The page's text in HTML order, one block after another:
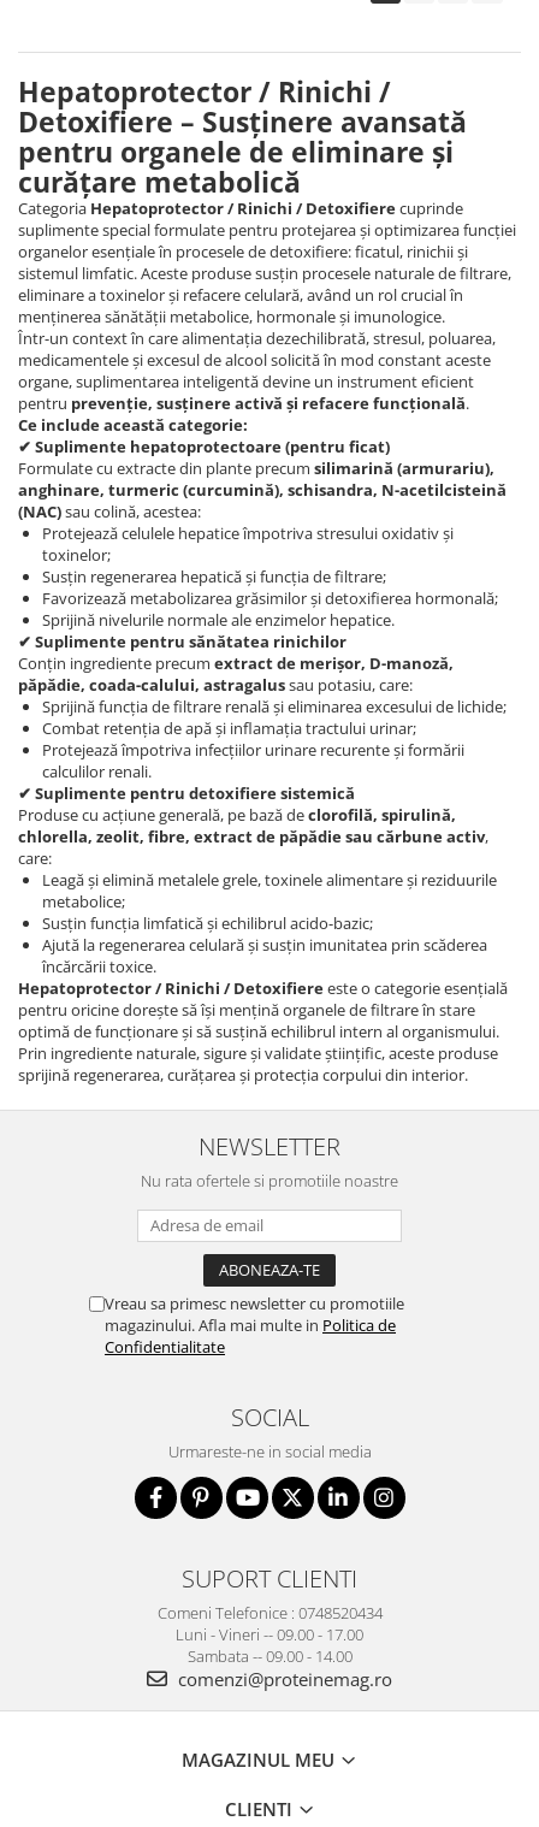
Hepatoprotector / Rinichi /
Detoxifiere – Susținere avansată
pentru organele de eliminare și
curățare metabolică
Categoria Hepatoprotector / Rinichi / Detoxifierecuprinde
suplimente special formulate pentru protejarea și optimizarea funcției
organelor esențiale în procesele de detoxifiere: ficatul, rinichii și
sistemul limfatic. Aceste produse susțin procesele naturale de filtrare,
eliminare a toxinelor și refacere celulară, având un rol crucial în
menținerea sănătății metabolice, hormonale și imunologice.
Într-un context în care alimentația dezechilibrată, stresul, poluarea,
medicamentele și excesul de alcool solicită în mod constant aceste
organe, suplimentarea inteligentă devine un instrument eficient
pentru prevenție, susținere activă și refacere funcțională.
Ce include această categorie:
✔ Suplimente hepatoprotectoare (pentru ficat)
Formulate cu extracte din plante precum silimarină (armurariu),
anghinare, turmeric (curcumină), schisandra, N-acetilcisteină
(NAC)sau colină, acestea:
Protejează celulele hepatice împotriva stresului oxidativ și
toxinelor;
Susțin regenerarea hepatică și funcția de filtrare;
Favorizează metabolizarea grăsimilor și detoxifierea hormonală;
Sprijină nivelurile normale ale enzimelor hepatice.
✔ Suplimente pentru sănătatea rinichilor
Conțin ingrediente precum extract de merișor, D-manoză,
păpădie, coada-calului, astragalussau potasiu, care:
Sprijină funcția de filtrare renală și eliminarea excesului de lichide;
Combat retenția de apă și inflamația tractului urinar;
Protejează împotriva infecțiilor urinare recurente și formării
calculilor renali.
✔ Suplimente pentru detoxifiere sistemică
Produse cu acțiune generală, pe bază declorofilă, spirulină,
chlorella, zeolit, fibre, extract de păpădie sau cărbune activ,
care:
Leagă și elimină metalele grele, toxinele alimentare și reziduurile
metabolice;
Susțin funcția limfatică și echilibrul acido-bazic;
Ajută la regenerarea celulară și susțin imunitatea prin scăderea
încărcării toxice.
Hepatoprotector / Rinichi / Detoxifiereeste o categorie esențială
pentru oricine dorește să își mențină organele de filtrare în stare
optimă de funcționare și să susțină echilibrul intern al organismului.
Prin ingrediente naturale, sigure și validate științific, aceste produse
sprijină regenerarea, curățarea și protecția corpului din interior.
NEWSLETTER
Nu rata ofertele si promotiile noastre
Vreau sa primesc newsletter cu promotiile
magazinului. Afla mai multe in Politica de
Confidentialitate
SOCIAL
Urmareste-ne in social media
SUPORT CLIENTI
Comeni Telefonice : 0748520434
Luni - Vineri -- 09.00 - 17.00
Sambata -- 09.00 - 14.00
comenzi@proteinemag.ro
MAGAZINUL MEU
CLIENTI